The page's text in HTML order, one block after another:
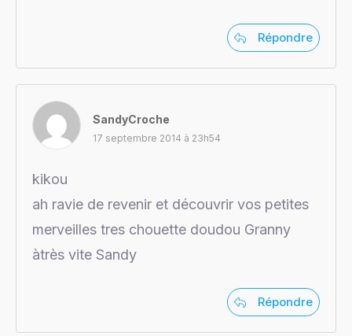
Répondre
SandyCroche
17 septembre 2014 à 23h54
kikou
ah ravie de revenir et découvrir vos petites
merveilles tres chouette doudou Granny
àtrès vite Sandy
Répondre